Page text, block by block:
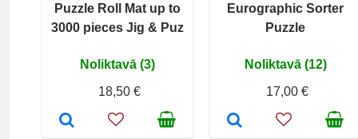
Puzzle Roll Mat up to
3000 pieces Jig & Puz
Noliktavā (3)
18,50 €
Eurographic Sorter
Puzzle
Noliktavā (12)
17,00 €